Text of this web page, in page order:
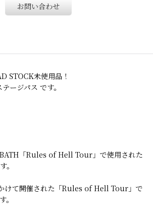
お問い合わせ
STOCK未使用品！
ージパス です。
「Rules of Hell Tour」で使用された
。
けて開催された「Rules of Hell Tour」で
。